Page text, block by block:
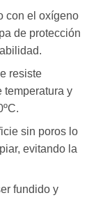
con el oxígeno
de protección
resiste
temperatura y
sin poros lo
evitando la
fundido y